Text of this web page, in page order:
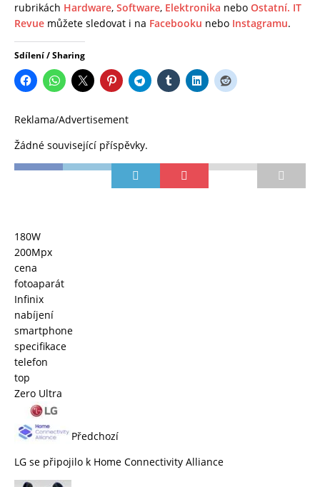
rubrikách Hardware, Software, Elektronika nebo Ostatní. IT
Revue můžete sledovat i na Facebooku nebo Instagramu.
Sdílení / Sharing
Reklama/Advertisement
Žádné související příspěvky.
180W
200Mpx
cena
fotoaparát
Infinix
nabíjení
smartphone
specifikace
telefon
top
Zero Ultra
Předchozí
LG se připojilo k Home Connectivity Alliance